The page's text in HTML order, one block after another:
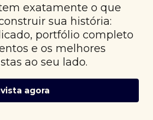
exatamente o que
sua história:
portfólio completo
e os melhores
ao seu lado.
agora